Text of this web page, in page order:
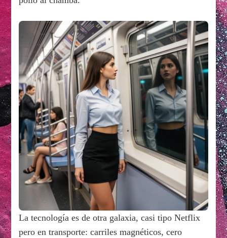
La tecnología es de otra galaxia, casi tipo Netflix
pero en transporte: carriles magnéticos, cero